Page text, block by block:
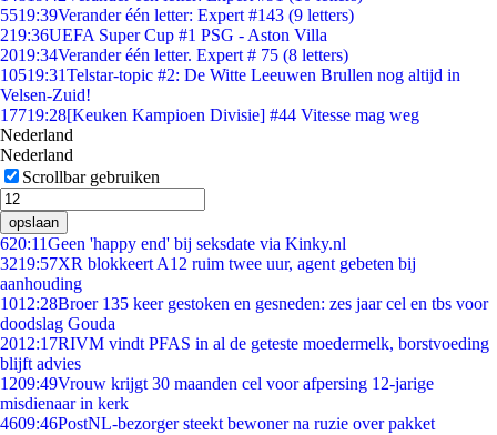
5519:39Verander één letter: Expert #143 (9 letters)
219:36UEFA Super Cup #1 PSG - Aston Villa
2019:34Verander één letter. Expert # 75 (8 letters)
10519:31Telstar-topic #2: De Witte Leeuwen Brullen nog altijd in
Velsen-Zuid!
17719:28[Keuken Kampioen Divisie] #44 Vitesse mag weg
Nederland
Nederland
Scrollbar gebruiken
opslaan
620:11Geen 'happy end' bij seksdate via Kinky.nl
3219:57XR blokkeert A12 ruim twee uur, agent gebeten bij
aanhouding
1012:28Broer 135 keer gestoken en gesneden: zes jaar cel en tbs voor
doodslag Gouda
2012:17RIVM vindt PFAS in al de geteste moedermelk, borstvoeding
blijft advies
1209:49Vrouw krijgt 30 maanden cel voor afpersing 12-jarige
misdienaar in kerk
4609:46PostNL-bezorger steekt bewoner na ruzie over pakket